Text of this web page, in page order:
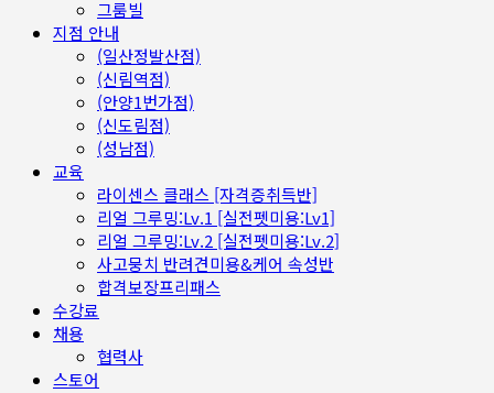
그룸빌
지점 안내
(일산정발산점)
(신림역점)
(안양1번가점)
(신도림점)
(성남점)
교육
라이센스 클래스 [자격증취득반]
리얼 그루밍:Lv.1 [실전펫미용:Lv1]
리얼 그루밍:Lv.2 [실전펫미용:Lv.2]
사고뭉치 반려견미용&케어 속성반
합격보장프리패스
수강료
채용
협력사
스토어